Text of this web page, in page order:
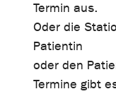
Termin aus.
Oder die
Patientin
oder den
Termine gibt